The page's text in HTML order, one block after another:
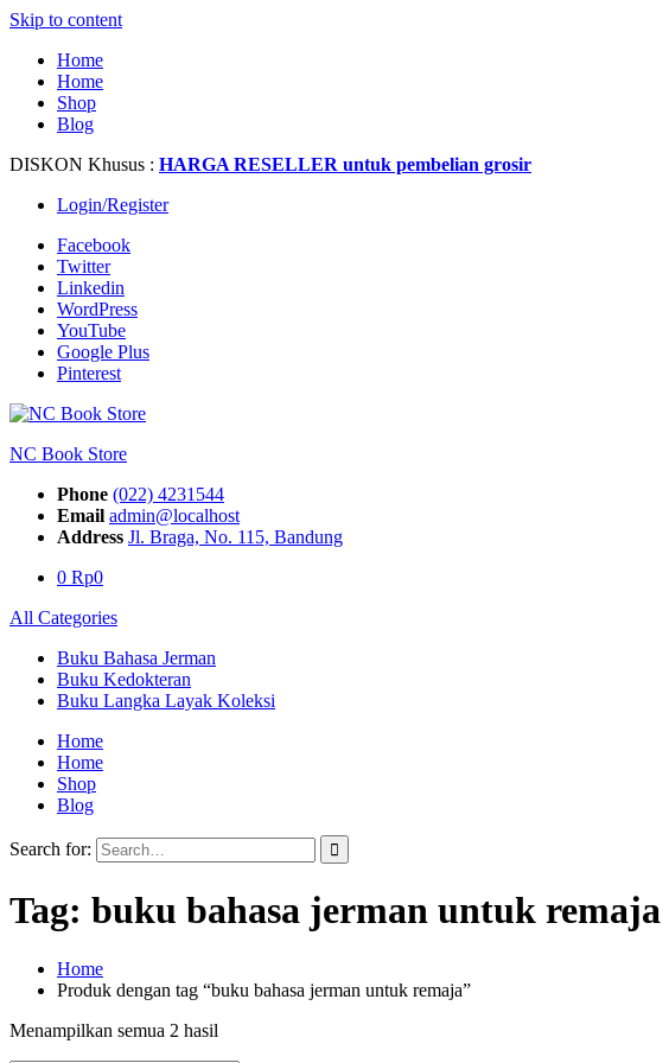
Skip to content
Home
Home
Shop
Blog
DISKON Khusus : HARGA RESELLER untuk pembelian grosir
Login/Register
Facebook
Twitter
Linkedin
WordPress
YouTube
Google Plus
Pinterest
NC Book Store
Phone (022) 4231544
Email admin@localhost
Address Jl. Braga, No. 115, Bandung
0 Rp0
All Categories
Buku Bahasa Jerman
Buku Kedokteran
Buku Langka Layak Koleksi
Home
Home
Shop
Blog
Search for:
Tag: buku bahasa jerman untuk remaja
Home
Produk dengan tag “buku bahasa jerman untuk remaja”
Menampilkan semua 2 hasil